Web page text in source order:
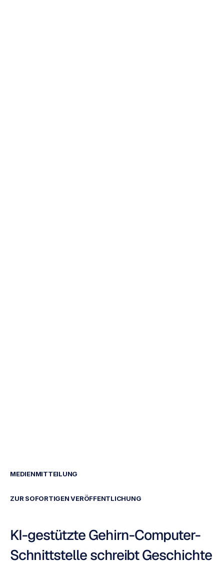
MEDIENMITTEILUNG
ZUR SOFORTIGEN VERÖFFENTLICHUNG
KI-gestützte Gehirn-Computer-
Schnittstelle schreibt Geschichte